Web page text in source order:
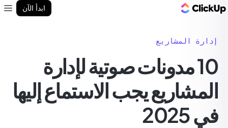
ابدأ الآن
إدارة المشاريع
10 مدونات صوتية لإدارة
المشاريع يجب الاستماع إليها
في 2025